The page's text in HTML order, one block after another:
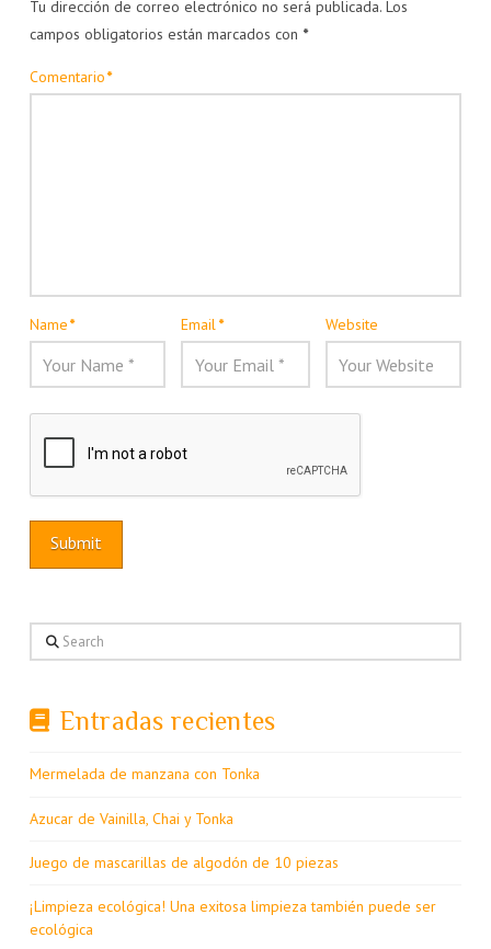
Tu dirección de correo electrónico no será publicada. Los
campos obligatorios están marcados con *
Comentario*
Name* Email* Website
Search
Entradas recientes
Mermelada de manzana con Tonka
Azucar de Vainilla, Chai y Tonka
Juego de mascarillas de algodón de 10 piezas
¡Limpieza ecológica! Una exitosa limpieza también puede ser
ecológica